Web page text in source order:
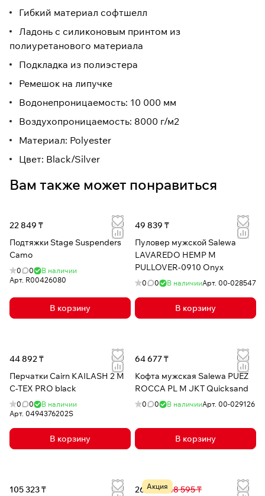
Гибкий материал софтшелл
Ладонь с силиконовым принтом из
полиуретанового материала
Подкладка из полиэстера
Ремешок на липучке
Водонепроницаемость: 10 000 мм
Воздухопроницаемость: 8000 г/м2
Материал: Polyester
Цвет: Black/Silver
Вам также может понравиться
22 849 ₸
Подтяжки Stage Suspenders
Camo
0 0
В наличии
Арт. R00426080
В корзину
49 839 ₸
Пуловер мужской Salewa
LAVAREDO HEMP M
PULLOVER-0910 Onyx
0 0 В наличииАрт. 00-028547
В корзину
44 892 ₸
Перчатки Cairn KAILASH 2 M
C-TEX PRO black
0 0
В наличии
Арт. 0494376202S
В корзину
64 677 ₸
Кофта мужская Salewa PUEZ
ROCCA PL M JKT Quicksand
0 0 В наличииАрт. 00-029126
В корзину
105 323 ₸
Акция
26 876 ₸ 48 595 ₸